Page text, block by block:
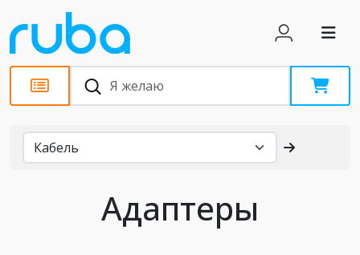
Каталог
Адаптеры